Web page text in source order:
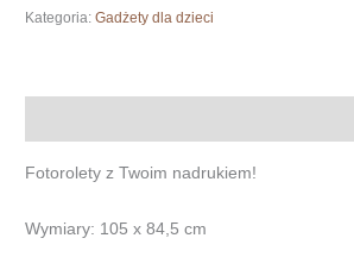
z
Kategoria:Gadżety dla dzieci
Fotorolety z Twoim nadrukiem!
Wymiary: 105 x 84,5 cm